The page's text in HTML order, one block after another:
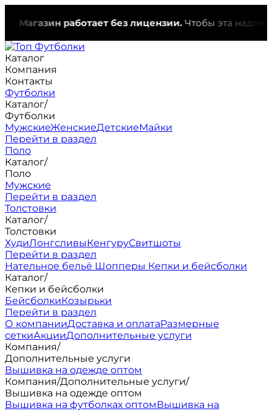
Магазин работает без лицензии.Чтобы эта надпись
Каталог
Компания
Контакты
Футболки
Каталог/
Футболки
МужскиеЖенскиеДетскиеМайки
Перейти в раздел
Поло
Каталог/
Поло
Мужские
Перейти в раздел
Толстовки
Каталог/
Толстовки
ХудиЛонгсливыКенгуруСвитшоты
Перейти в раздел
Нательное бельё Шопперы Кепки и бейсболки
Каталог/
Кепки и бейсболки
БейсболкиКозырьки
Перейти в раздел
О компанииДоставка и оплатаРазмерные
сеткиАкцииДополнительные услуги
Компания/
Дополнительные услуги
Вышивка на одежде оптом
Компания/Дополнительные услуги/
Вышивка на одежде оптом
Вышивка на футболках оптомВышивка на